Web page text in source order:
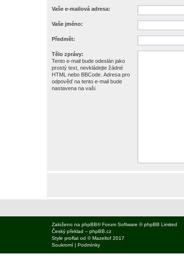
Vaše e-mailová adresa:
Vaše jméno:
Předmět:
Tělo zprávy:
Tento e-mail bude odeslán jako
prostý text, nevkládejte žádné
HTML nebo BBCode. Adresa pro
odpověď na tento e-mail bude
nastavena na vaši.
Založeno na phpBB® Forum Software © phpBB Limited
Český překlad – phpBB.cz
Style proflat od ©Mazeltof 2017
Soukromí | Podmínky